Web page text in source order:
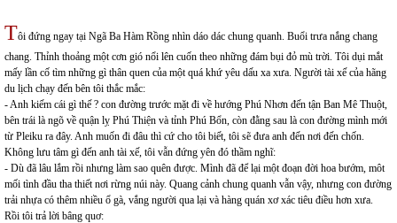
Tôi đứng ngay tại Ngã Ba Hàm Rồng nhìn dáo dác chung quanh. Buổi trưa nắng chang
chang. Thỉnh thoảng một cơn gió nổi lên cuốn theo những đám bụi đỏ mù trời. Tôi dụi mắt
mấy lần cố tìm những gì thân quen của một quá khứ yêu dấu xa xưa. Người tài xế của hãng
du lịch chạy đến bên tôi thắc mắc:
- Anh kiếm cái gì thế ? con đường trước mặt đi về hướng Phú Nhơn đến tận Ban Mê Thuột,
bên trái là ngõ về quận lỵ Phú Thiện và tỉnh Phú Bổn, còn đằng sau là con đường mình mới
từ Pleiku ra đây. Anh muốn đi đâu thì cứ cho tôi biết, tôi sẽ đưa anh đến nơi đến chốn.
Không lưu tâm gì đến anh tài xế, tôi vẫn đứng yên đó thầm nghĩ:
- Dù đã lâu lắm rồi nhưng làm sao quên được. Mình đã để lại một đoạn đời hoa bướm, môt
mối tình đầu tha thiết nơi rừng núi này. Quang cảnh chung quanh vẫn vậy, nhưng con đường
trải nhựa có thêm nhiều ổ gà, vắng người qua lại và hàng quán xơ xác tiêu điều hơn xưa.
Rồi tôi trả lời bâng quơ: